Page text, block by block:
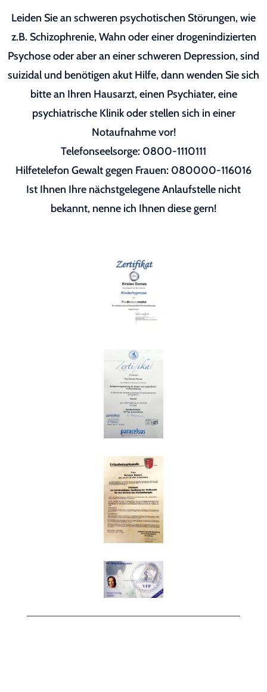
Leiden Sie an schweren psychotischen Störungen, wie
z.B. Schizophrenie, Wahn oder einer drogenindizierten
Psychose oder aber an einer schweren Depression, sind
suizidal und benötigen akut Hilfe, dann wenden Sie sich
bitte an Ihren Hausarzt, einen Psychiater, eine
psychiatrische Klinik oder stellen sich in einer
Notaufnahme vor!
Telefonseelsorge: 0800-1110111
Hilfetelefon Gewalt gegen Frauen: 080000-116016
Ist Ihnen Ihre nächstgelegene Anlaufstelle nicht
bekannt, nenne ich Ihnen diese gern!